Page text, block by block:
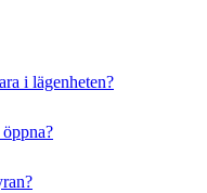
i lägenheten?